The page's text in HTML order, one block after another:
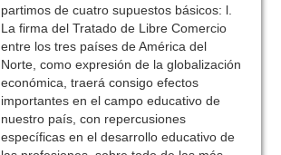
partimos de cuatro supuestos básicos: l.
La firma del Tratado de Libre Comercio
entre los tres países de América del
Norte, como expresión de la globalización
económica, traerá consigo efectos
importantes en el campo educativo de
nuestro país, con repercusiones
específicas en el desarrollo educativo de